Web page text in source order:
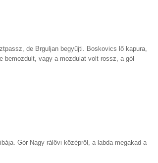
de Brguljan begyűjti. Boskovics lő kapura,
bemozdult, vagy a mozdulat volt rossz, a gól
Gór-Nagy rálövi középről, a labda megakad a